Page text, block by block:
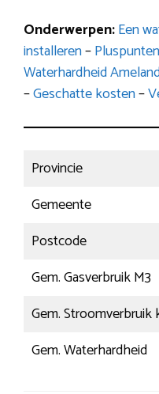
Onderwerpen:Een
installeren–Pluspunten
Waterhardheid
–Geschatte kosten–
Provincie
Gemeente
Postcode
Gem. Gasverbruik M3
Gem. Stroomverbruik
Gem. Waterhardheid